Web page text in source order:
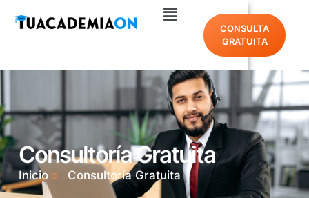
CONSULTA
GRATUITA
Consultoría Gratuita
Inicio Consultoría Gratuita